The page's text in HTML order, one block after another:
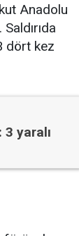
Anadolu
dört kez
3 yaralı